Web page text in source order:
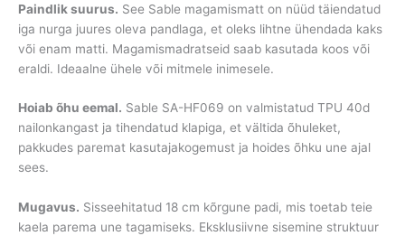
Paindlik suurus. See Sable magamismatt on nüüd täiendatud
iga nurga juures oleva pandlaga, et oleks lihtne ühendada kaks
või enam matti. Magamismadratseid saab kasutada koos või
eraldi. Ideaalne ühele või mitmele inimesele.
Hoiab õhu eemal. Sable SA-HF069 on valmistatud TPU 40d
nailonkangast ja tihendatud klapiga, et vältida õhuleket,
pakkudes paremat kasutajakogemust ja hoides õhku une ajal
sees.
Mugavus. Sisseehitatud 18 cm kõrgune padi, mis toetab teie
kaela parema une tagamiseks. Eksklusiivne sisemine struktuur